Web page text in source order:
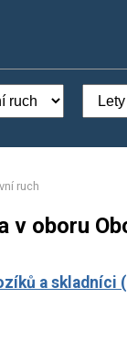
ruch
v oboru
a skladníci